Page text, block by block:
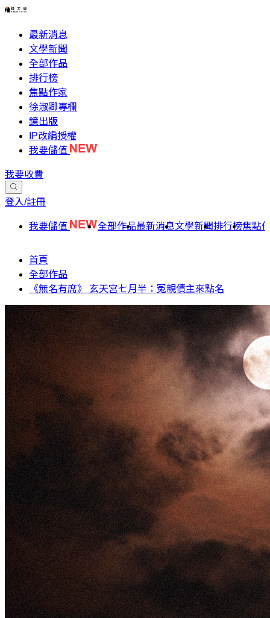
最新消息
文學新聞
全部作品
排行榜
焦點作家
徐淑卿專欄
鏡出版
IP改編授權
我要儲值
我要收費
登入/註冊
我要儲值 全部作品最新消息文學新聞排行榜焦點
首頁
全部作品
《無名有席》 玄天宮七月半：冤親債主來點名